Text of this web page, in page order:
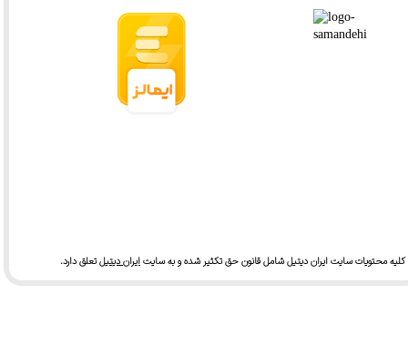
محتویات سایت ایران دیتیل شامل قانون حق تکثیر شده و به سایتایران دیتیلتعلق دارد.​​​​​​​